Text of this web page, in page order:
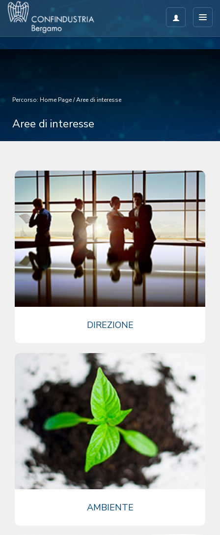
Percorso: Home Page/Aree di interesse
Aree di interesse
DIREZIONE
AMBIENTE